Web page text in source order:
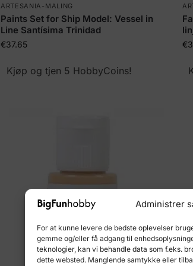
Administrer
For at kunne levere de bedste oplevelser
gemme og/eller få adgang til
teknologier, kan vi behandle data som f.eks.
dette websted. Manglende samtykke eller
ARTESANIA-MALING
Paints Set for Ship Model: Vessel in
Line Santísima Trinidad
€37.65
Kjøp og tjen 5 HobbyCoins!
€